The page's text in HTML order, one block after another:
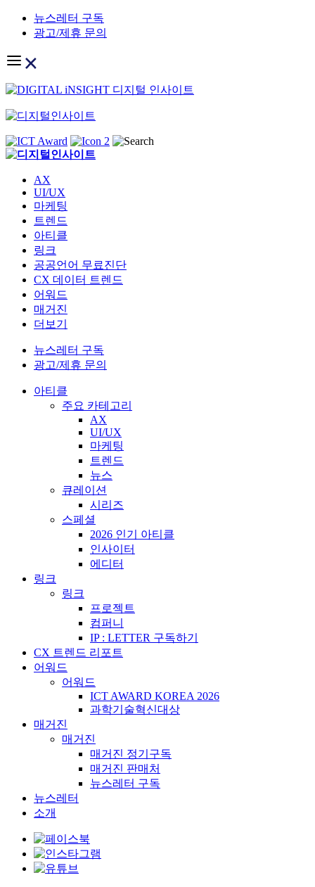
Skip
content
뉴스레터 구독
광고/제휴 문의
AX
UI/UX
마케팅
트렌드
아티클
링크
공공언어 무료진단
CX 데이터 트렌드
어워드
매거진
더보기
뉴스레터 구독
광고/제휴 문의
아티클
주요 카테고리
AX
UI/UX
마케팅
트렌드
뉴스
큐레이션
시리즈
스페셜
2026 인기 아티클
인사이터
에디터
링크
링크
프로젝트
컴퍼니
IP : LETTER 구독하기
CX 트렌드 리포트
어워드
어워드
ICT AWARD KOREA 2026
과학기술혁신대상
매거진
매거진
매거진 정기구독
매거진 판매처
뉴스레터 구독
뉴스레터
소개